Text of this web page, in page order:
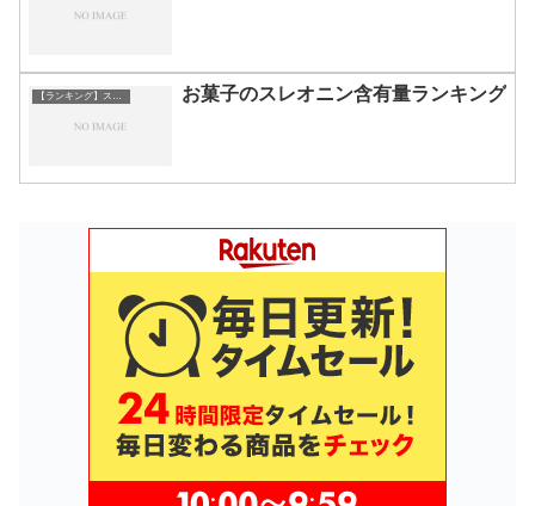
お菓子のスレオニン含有量ランキング